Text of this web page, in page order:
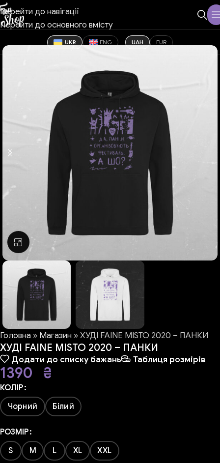
Перейти до навігації
Перейти до основного вмісту
UKR ENG UAH EUR
Натисніть, щоб збільшити
Головна » Магазин »ХУДІ FAINE MISTO 2020 – ПАНКИ
ХУДІ FAINE MISTO 2020 – ПАНКИ
Додати до списку бажань Таблиця розмірів
1390 ₴
КОЛІР
Чорний
Білий
РОЗМІР
S
M L XL XXL